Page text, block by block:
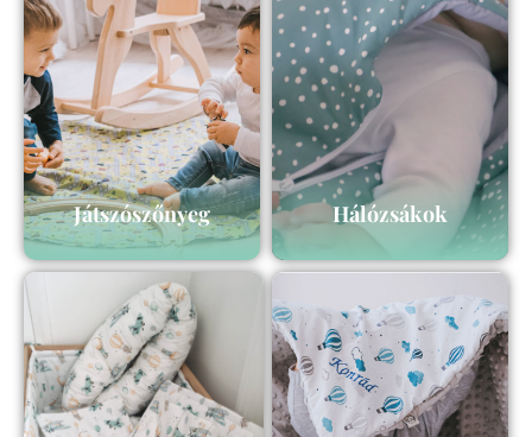
Játszószőnyeg Hálózsákok